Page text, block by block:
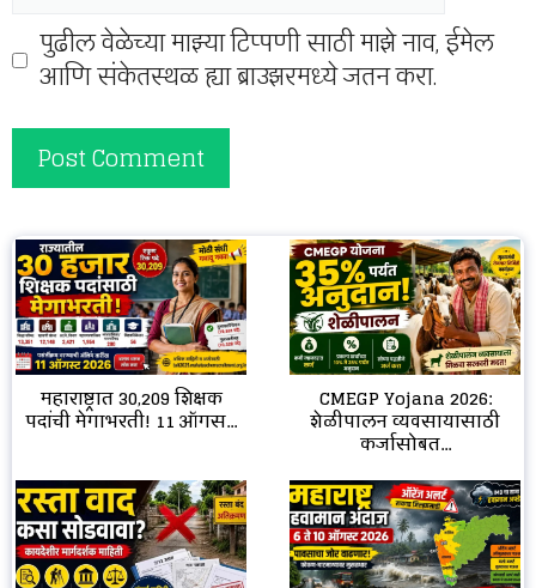
पुढील वेळेच्या माझ्या टिप्पणी साठी माझे नाव, ईमेल
आणि संकेतस्थळ ह्या ब्राउझरमध्ये जतन करा.
महाराष्ट्रात 30,209 शिक्षक
पदांची मेगाभरती! 11 ऑगस...
CMEGP Yojana 2026:
शेळीपालन व्यवसायासाठी
कर्जासोबत...